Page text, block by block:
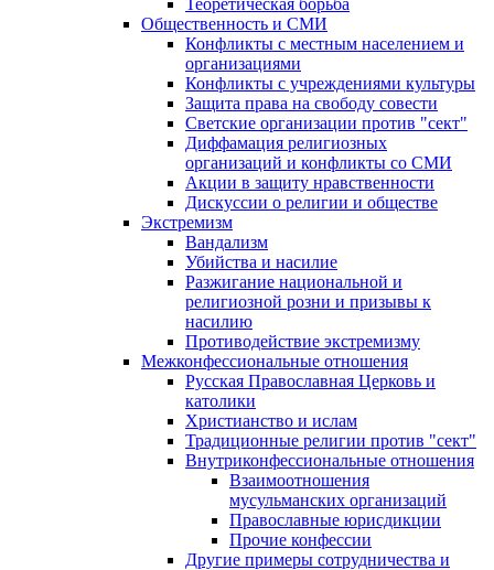
Теоретическая борьба
Общественность и СМИ
Конфликты с местным населением и
организациями
Конфликты с учреждениями культуры
Защита права на свободу совести
Светские организации против "сект"
Диффамация религиозных
организаций и конфликты со СМИ
Акции в защиту нравственности
Дискуссии о религии и обществе
Экстремизм
Вандализм
Убийства и насилие
Разжигание национальной и
религиозной розни и призывы к
насилию
Противодействие экстремизму
Межконфессиональные отношения
Русская Православная Церковь и
католики
Христианство и ислам
Традиционные религии против "сект"
Внутриконфессиональные отношения
Взаимоотношения
мусульманских организаций
Православные юрисдикции
Прочие конфессии
Другие примеры сотрудничества и